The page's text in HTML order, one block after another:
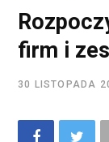
firm i
30 LISTOPADA